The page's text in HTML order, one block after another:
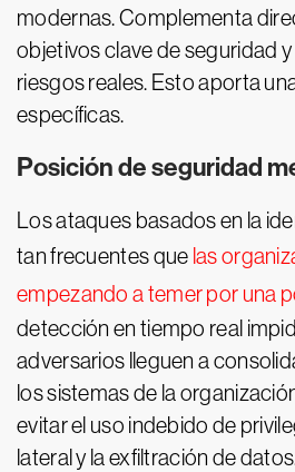
modernas. Complementa
objetivos clave de seguridad
riesgos reales. Esto aporta
específicas.
Posición de seguridad
Los ataques basados en la
tan frecuentes que las
empezando a temer por una
detección en tiempo real
adversarios lleguen a
los sistemas de la
evitar el uso indebido de
lateral y la exfiltración de